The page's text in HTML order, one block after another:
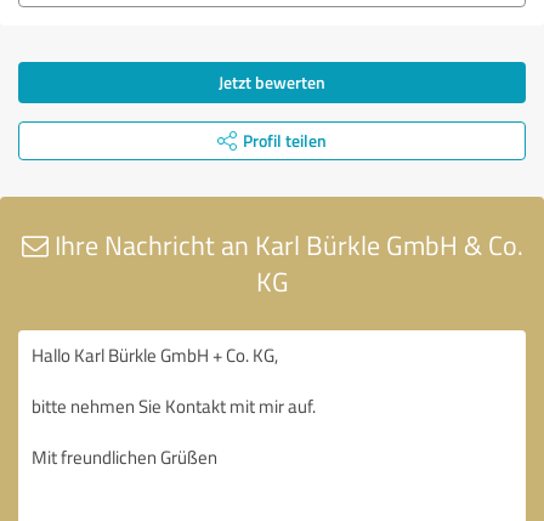
Jetzt bewerten
Profil teilen
Ihre Nachricht an Karl Bürkle GmbH & Co.
KG